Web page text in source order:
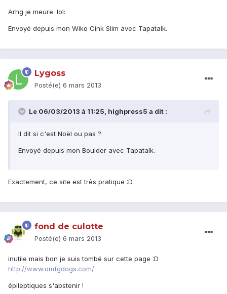
Arhg je meure :lol:
Envoyé depuis mon Wiko Cink Slim avec Tapatalk.
Lygoss
Posté(e) 6 mars 2013
Le 06/03/2013 à 11:25, highpress5 a dit :
Il dit si c'est Noël ou pas ?
Envoyé depuis mon Boulder avec Tapatalk.
Exactement, ce site est très pratique :D
fond de culotte
Posté(e) 6 mars 2013
inutile mais bon je suis tombé sur cette page :D
http://www.omfgdogs.com/
épileptiques s'abstenir !